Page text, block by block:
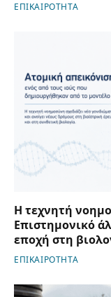
ΕΠΙΚΑΙΡΟΤΗΤΑ
Η τεχνητή
Επιστημονικό
εποχή στη
ΕΠΙΚΑΙΡΟΤΗΤΑ